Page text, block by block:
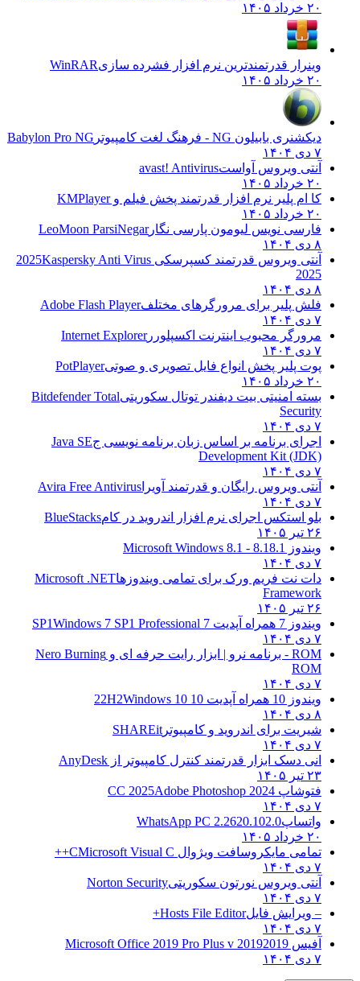
وینرار قدرتمندترین نرم افزار فشرده سازیWinRAR
دیکشنری بابیلون NG - فرهنگ لغت کامپیوتر
Babylon Pro NG
آنتی ویروس آواست avast! Antivirus
کا ام پلیر نرم افزار قدرتمند پخش فیلم وKMPlayer
فارسی نویس لیومون پارسی نگار LeoMoon ParsiNegar
آنتی ویروس قدرتمند کسپرسکی 2025Kaspersky Anti Virus
2025
فلش پلیر برای مرورگرهای مختلفAdobe Flash Player
مرورگر محبوب اینترنت اکسپلوررInternet Explorer
پوت پلیر پخش انواع فایل تصویری و صوتیPotPlayer
بسته امنیتی بیت دیفندر توتال سکوریتیBitdefender Total
Security
اجرای برنامه بر اساس زبان برنامه نویسی جJava SE
Development Kit (JDK)
آنتی ویروس رایگان و قدرتمند آویرا Avira Free Antivirus
بلو استکس اجرای نرم افزار اندروید در کام BlueStacks
ویندوز 8.18.1 - Microsoft Windows 8.1
دات نت فریم ورک برای تمامی ویندوزهاMicrosoft .NET
Framework
ویندوز 7 همراه آپدیت 7 SP1
Windows 7 SP1 Professional
ROM - برنامه نرو | ابزار رایت حرفه ای و
Nero Burning
ROM
ویندوز 10 همراه آپدیت 10 22H2
Windows 10
شیریت برای اندروید و کامپیوترSHAREit
انی دسک ابزار قدرتمند کنترل کامپیوتر ازAnyDesk
فتوشاپ CC 2025Adobe Photoshop 2024
واتساپWhatsApp PC 2.2620.102.0
تمامی مایکروسافت ویژوال C Microsoft Visual C++
آنتی ویروس نورتون سکوریتیNorton Security
– ویرایش فایل Hosts File Editor+
آفیس 20192019 Microsoft Office 2019 Pro Plus v